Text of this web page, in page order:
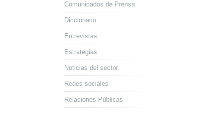
Comunicados de Prensa
Diccionario
Entrevistas
Estrategias
Noticias del sector
Redes sociales
Relaciones Públicas